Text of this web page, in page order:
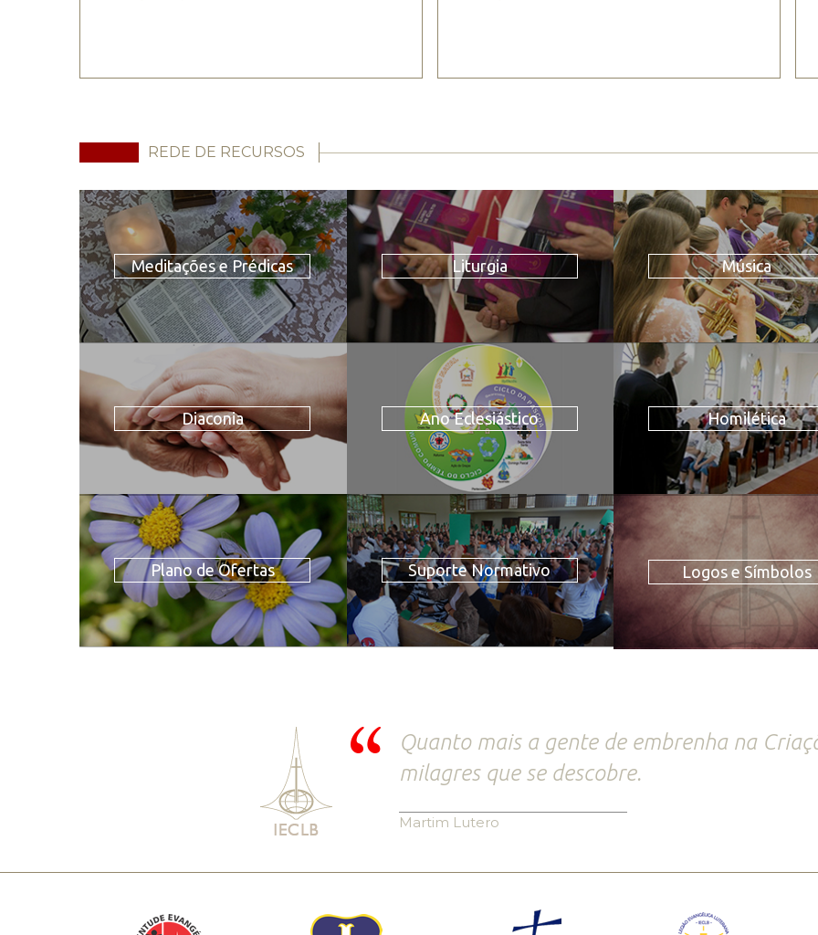
REDE DE RECURSOS
Meditações e Prédicas Liturgia Música
Diaconia Ano Eclesiástico Homilética
Plano de Ofertas Suporte Normativo Logos e Símbolos
Quanto mais a gente de embrenha na
milagres que se descobre.
Martim Lutero